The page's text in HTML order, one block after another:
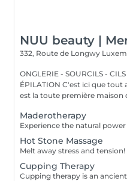
NUU beauty |
332, Route de Longwy
ONGLERIE - SOURCILS -
ÉPILATION C'est ici que tout a commencé. Depuis 2022, Merl
est la toute première maison
Maderotherapy
Hot Stone Massage
Cupping Therapy